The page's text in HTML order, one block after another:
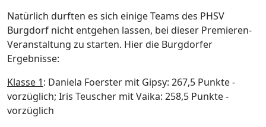
Natürlich durften es sich einige Teams des PHSV
Burgdorf nicht entgehen lassen, bei dieser Premieren-
Veranstaltung zu starten. Hier die Burgdorfer
Ergebnisse:
Klasse 1: Daniela Foerster mit Gipsy: 267,5 Punkte -
vorzüglich; Iris Teuscher mit Vaika: 258,5 Punkte -
vorzüglich